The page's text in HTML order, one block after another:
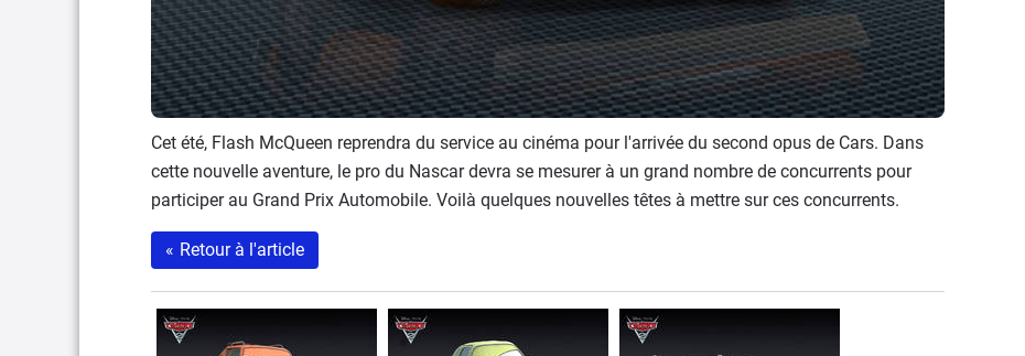
Cet été, Flash McQueen reprendra du service au cinéma pour l'arrivée du second opus de Cars. Dans
cette nouvelle aventure, le pro du Nascar devra se mesurer à un grand nombre de concurrents pour
participer au Grand Prix Automobile. Voilà quelques nouvelles têtes à mettre sur ces concurrents.
« Retour à l'article